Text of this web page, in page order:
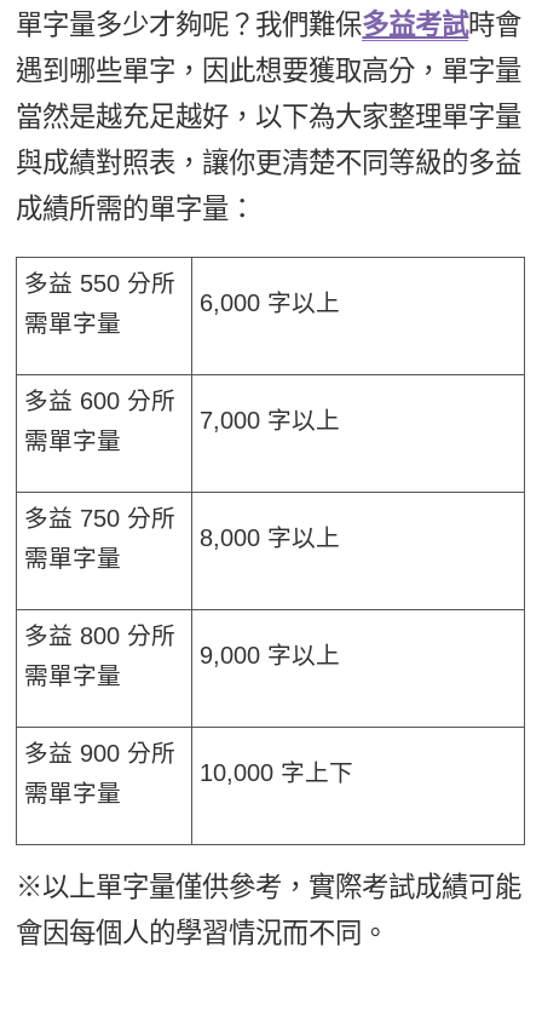
單字量多少才夠呢？我們難保多益考試時會
遇到哪些單字，因此想要獲取高分，單字量
當然是越充足越好，以下為大家整理單字量
與成績對照表，讓你更清楚不同等級的多益
成績所需的單字量：
多益 550 分所
需單字量
6,000 字以上
多益 600 分所
需單字量
7,000 字以上
多益 750 分所
需單字量
8,000 字以上
多益 800 分所
需單字量
9,000 字以上
多益 900 分所
需單字量
10,000 字上下
※以上單字量僅供參考，實際考試成績可能
會因每個人的學習情況而不同。